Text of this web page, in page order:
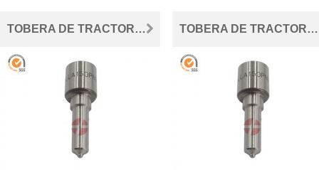
TOBERA DE TRACTOR FIAT DLLA150S527 para Tobera Inyector Chevrolet S10 TOBERA DE TRACTOR FIAT DLLA150S527 para Tobera Inyector Chevrolet